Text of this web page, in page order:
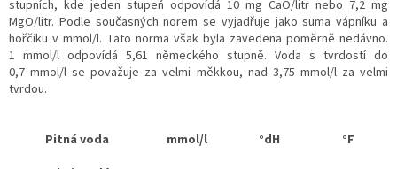
stupních, kde jeden stupeň odpovídá 10 mg CaO/litr nebo 7,2 mg
MgO/litr. Podle současných norem se vyjadřuje jako suma vápníku a
hořčíku v mmol/l. Tato norma však byla zavedena poměrně nedávno.
1 mmol/l odpovídá 5,61 německého stupně. Voda s tvrdostí do
0,7 mmol/l se považuje za velmi měkkou, nad 3,75 mmol/l za velmi
tvrdou.
Pitná voda mmol/l °dH
°F